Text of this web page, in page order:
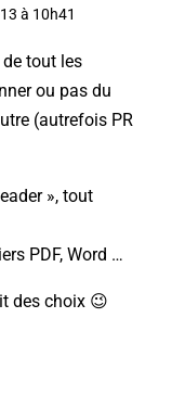
à 10h41
de tout les
ou pas du
(autrefois PR
», tout
PDF, Word …
des choix 😉